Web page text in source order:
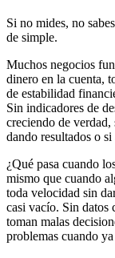
Si no mides, no
de simple.
Muchos negocios
dinero en la cuenta,
de estabilidad
Sin indicadores de
creciendo de verdad,
dando resultados o
¿Qué pasa cuando
mismo que cuando
toda velocidad sin
casi vacío. Sin datos
toman malas
problemas cuando